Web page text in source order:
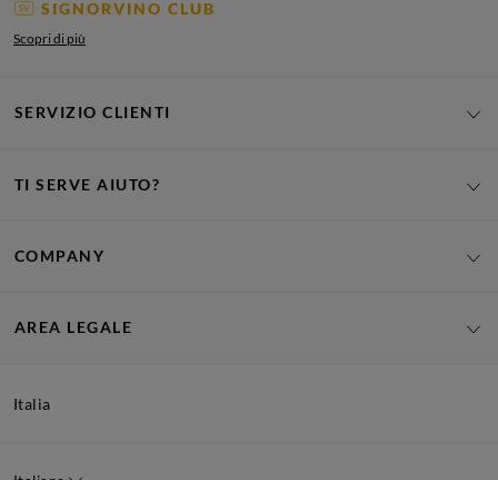
SIGNORVINO CLUB
Scopri di più
SERVIZIO CLIENTI
TI SERVE AIUTO?
COMPANY
AREA LEGALE
Italia